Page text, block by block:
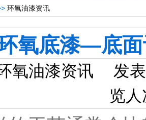
环氧油漆资讯
氧底漆—底
氧油漆资讯
发
览